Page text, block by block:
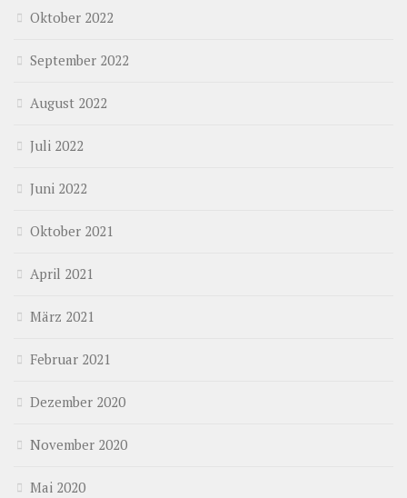
Oktober 2022
September 2022
August 2022
Juli 2022
Juni 2022
Oktober 2021
April 2021
März 2021
Februar 2021
Dezember 2020
November 2020
Mai 2020